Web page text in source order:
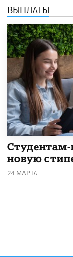
ВЫПЛАТЫ
новую
24 МАРТА